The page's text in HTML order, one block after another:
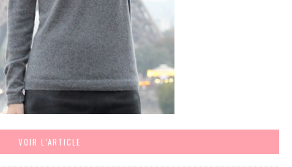
VOIR L’ARTICLE